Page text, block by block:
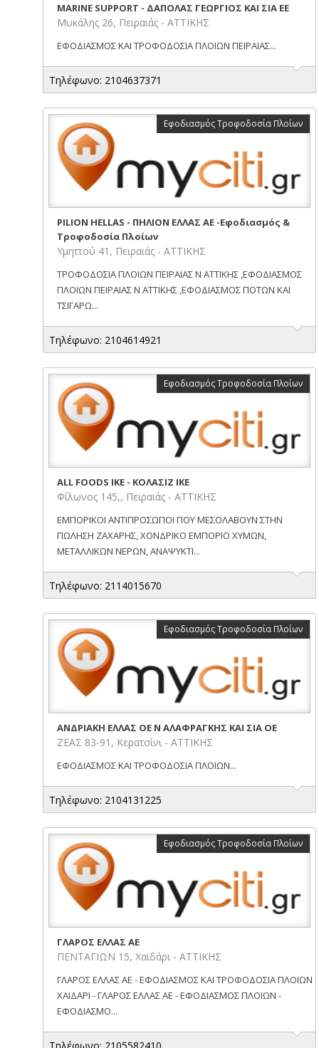
MARINE SUPPORT - ΔΑΠΟΛΑΣ ΓΕΩΡΓΙΟΣ ΚΑΙ ΣΙΑ ΕΕ
Μυκάλης 26, Πειραιάς - ΑΤΤΙΚΗΣ
ΕΦΟΔΙΑΣΜΟΣ ΚΑΙ ΤΡΟΦΟΔΟΣΙΑ ΠΛΟΙΩΝ ΠΕΙΡΑΙΑΣ...
Τηλέφωνο: 2104637371
Εφοδιασμός Τροφοδοσία Πλοίων
PILION HELLAS - ΠΗΛΙΟΝ ΕΛΛΑΣ ΑΕ -Εφοδιασμός &
Τροφοδοσία Πλοίων
Υμηττού 41, Πειραιάς - ΑΤΤΙΚΗΣ
ΤΡΟΦΟΔΟΣΙΑ ΠΛΟΙΩΝ ΠΕΙΡΑΙΑΣ Ν ΑΤΤΙΚΗΣ ,ΕΦΟΔΙΑΣΜΟΣ
ΠΛΟΙΩΝ ΠΕΙΡΑΙΑΣ Ν ΑΤΤΙΚΗΣ ,ΕΦΟΔΙΑΣΜΟΣ ΠΟΤΩΝ ΚΑΙ
ΤΣΙΓΑΡΩ...
Τηλέφωνο: 2104614921
Εφοδιασμός Τροφοδοσία Πλοίων
ΑLL FOODS IKE - ΚΟΛΑΣΙΖ ΙΚΕ
Φίλωνος 145,, Πειραιάς - ΑΤΤΙΚΗΣ
ΕΜΠΟΡΙΚΟΙ ΑΝΤΙΠΡΟΣΩΠΟΙ ΠΟΥ ΜΕΣΟΛΑΒΟΥΝ ΣΤΗΝ
ΠΩΛΗΣΗ ΖΑΧΑΡΗΣ, ΧΟΝΔΡΙΚΟ ΕΜΠΟΡΙΟ ΧΥΜΩΝ,
ΜΕΤΑΛΛΙΚΩΝ ΝΕΡΩΝ, ΑΝΑΨΥΚΤΙ...
Τηλέφωνο: 2114015670
Εφοδιασμός Τροφοδοσία Πλοίων
ΑΝΔΡΙΑΚΗ ΕΛΛΑΣ ΟΕ Ν ΑΛΑΦΡΑΓΚΗΣ ΚΑΙ ΣΙΑ ΟΕ
ΖΕΑΣ 83-91, Κερατσίνι - ΑΤΤΙΚΗΣ
ΕΦΟΔΙΑΣΜΟΣ ΚΑΙ ΤΡΟΦΟΔΟΣΙΑ ΠΛΟΙΩΝ...
Τηλέφωνο: 2104131225
Εφοδιασμός Τροφοδοσία Πλοίων
ΓΛΑΡΟΣ ΕΛΛΑΣ AE
ΠΕΝΤΑΓΙΩΝ 15, Χαϊδάρι - ΑΤΤΙΚΗΣ
ΓΛΑΡΟΣ ΕΛΛΑΣ AE - ΕΦΟΔΙΑΣΜΟΣ ΚΑΙ ΤΡΟΦΟΔΟΣΙΑ ΠΛΟΙΩΝ
ΧΑΙΔΑΡΙ - ΓΛΑΡΟΣ ΕΛΛΑΣ AE - ΕΦΟΔΙΑΣΜΟΣ ΠΛΟΙΩΝ -
ΕΦΟΔΙΑΣΜΟ...
Τηλέφωνο: 2105582410